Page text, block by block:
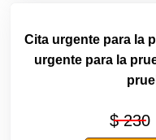
Cita urgente para la
urgente para la
$ 230